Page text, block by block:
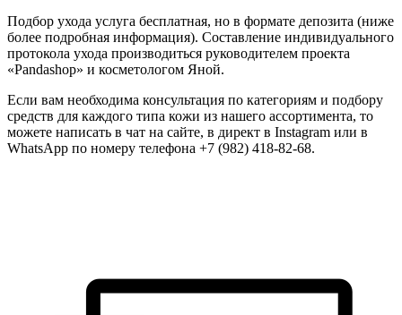
Подбор ухода услуга бесплатная, но в формате депозита (ниже
более подробная информация). Составление индивидуального
протокола ухода производиться руководителем проекта
«Pandashop» и косметологом Яной.
Если вам необходима консультация по категориям и подбору
средств для каждого типа кожи из нашего ассортимента, то
можете написать в чат на сайте, в директ в Instagram или в
WhatsApp по номеру телефона +7 (982) 418-82-68.